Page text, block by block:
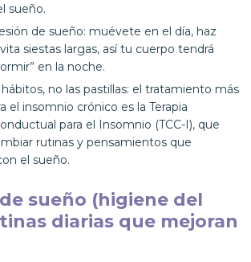
sueño.
de sueño: muévete en el día, haz
siestas largas, así tu cuerpo tendrá
en la noche.
no las pastillas: el tratamiento más
el insomnio crónico es la Terapia
para el Insomnio (TCC-I), que
rutinas y pensamientos que
el sueño.
sueño (higiene del
diarias que mejoran